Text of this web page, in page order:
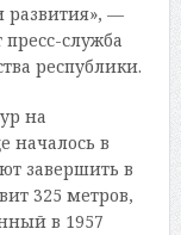
развития», —
пресс-служба
республики.
на
началось в
завершить в
325 метров,
в 1957